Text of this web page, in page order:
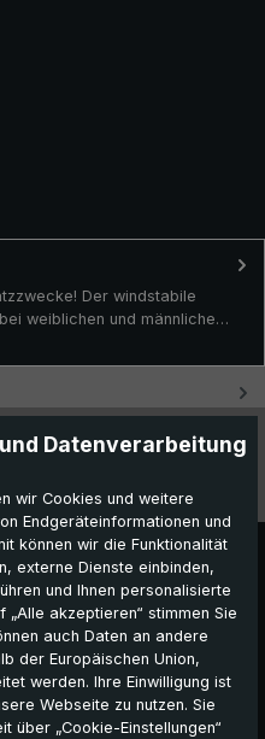
Der windstabile
weiblichen und männliche…
Datenverarbeitung
wir Cookies und weitere
Endgeräteinformationen und
können wir die Funktionalität
externe Dienste einbinden,
und Ihnen personalisierte
akzeptieren“ stimmen Sie
auch Daten an andere
der Europäischen Union,
werden. Ihre Einwilligung ist
Webseite zu nutzen. Sie
über „Cookie-Einstellungen“